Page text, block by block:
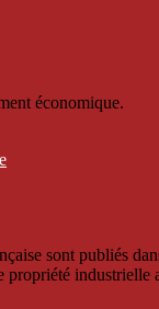
économique.
sont publiés